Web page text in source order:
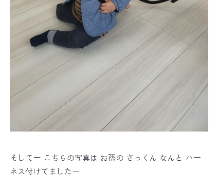
そしてー こちらの写真は お孫の さっくん なんと ハー
ネス付けてましたー